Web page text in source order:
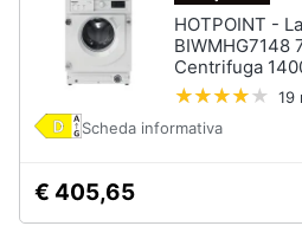
Termoventilatore
Termoconvettore
Condizionatori
Caminetto
Vedi
tutti
HOTPOINT -
BIWMHG7148
Centrifuga
19
Scheda informativa
€ 405,65